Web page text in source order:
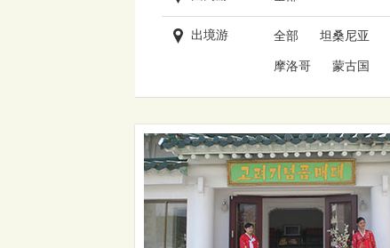
出境游 全部 坦桑尼亚
摩洛哥 蒙古国